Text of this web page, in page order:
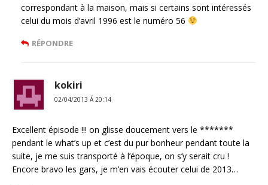
correspondant à la maison, mais si certains sont intéressés
celui du mois d’avril 1996 est le numéro 56
RÉPONDRE
kokiri
02/04/2013 Á 20:14
Excellent épisode !!! on glisse doucement vers le *******
pendant le what’s up et c’est du pur bonheur pendant toute la
suite, je me suis transporté à l’époque, on s’y serait cru !
Encore bravo les gars, je m’en vais écouter celui de 2013…